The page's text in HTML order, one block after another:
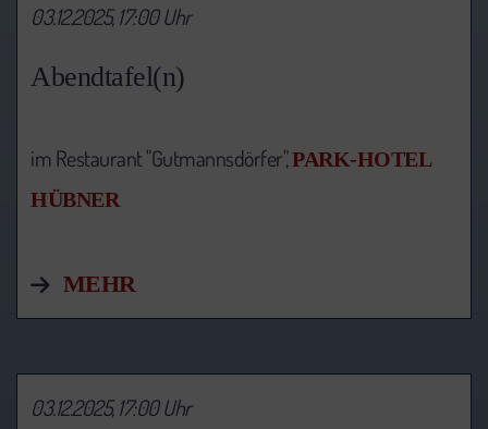
Abendtafel(n)
03.12.2025, 17:00 Uhr
im Restaurant "Gutmannsdörfer",PARK-HOTEL
HÜBNER
MEHR
03.12.2025, 17:00 Uhr